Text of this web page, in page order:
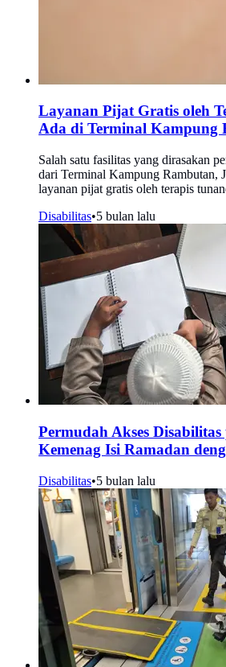
Layanan Pijat Gratis oleh
Ada di Terminal Kampung
Salah satu fasilitas yang dirasakan
dari Terminal Kampung Rambutan,
layanan pijat gratis oleh terapis
Disabilitas•5 bulan lalu
Permudah Akses
Kemenag Isi Ramadan
Disabilitas•5 bulan lalu